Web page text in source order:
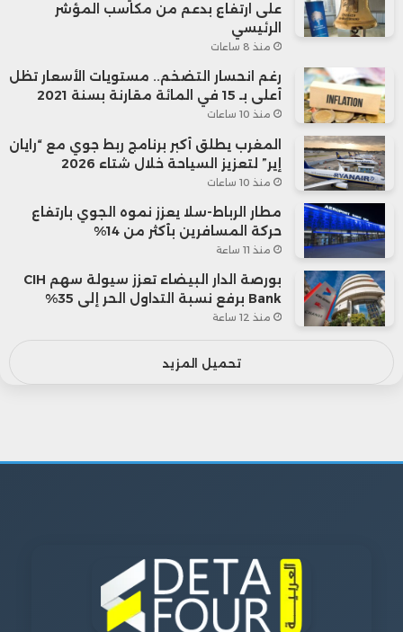
على ارتفاع بدعم من مكاسب المؤشر
الرئيسي
منذ 8 ساعات
رغم انحسار التضخم.. مستويات الأسعار تظل
أعلى بـ 15 في المائة مقارنة بسنة 2021
منذ 10 ساعات
المغرب يطلق أكبر برنامج ربط جوي مع “رايان
إير” لتعزيز السياحة خلال شتاء 2026
منذ 10 ساعات
مطار الرباط-سلا يعزز نموه الجوي بارتفاع
حركة المسافرين بأكثر من 14%
منذ 11 ساعة
بورصة الدار البيضاء تعزز سيولة سهم CIH
Bank برفع نسبة التداول الحر إلى 35%
منذ 12 ساعة
تحميل المزيد